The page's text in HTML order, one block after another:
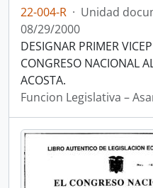
22-004-R · Unidad
08/29/2000
DESIGNAR PRIMER
CONGRESO NACIONAL
ACOSTA.
Funcion Legislativa –